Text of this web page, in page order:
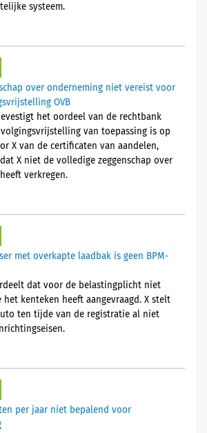
systeem.
over onderneming niet vereist voor
OVB
het oordeel van de rechtbank
van toepassing is op
X van de certificaten van aandelen,
X niet de volledige zeggenschap over
verkregen.
met overkapte laadbak is geen BPM-
dat voor de belastingplicht niet
kenteken heeft aangevraagd. X stelt
ten tijde van de registratie al niet
per jaar niet bepalend voor